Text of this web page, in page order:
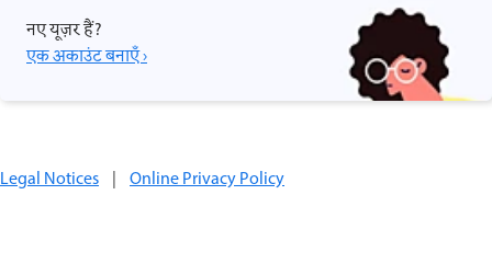
नए यूज़र हैं?
एक अकाउंट बनाएँ ›
Legal Notices | Online Privacy Policy